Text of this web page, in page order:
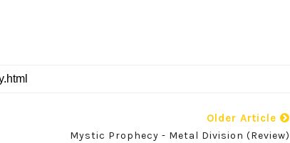
Older Article
Mystic Prophecy - Metal Division (Review)